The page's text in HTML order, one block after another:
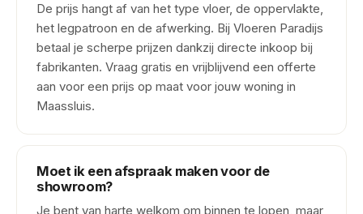
De prijs hangt af van het type vloer, de oppervlakte,
het legpatroon en de afwerking. Bij Vloeren Paradijs
betaal je scherpe prijzen dankzij directe inkoop bij
fabrikanten. Vraag gratis en vrijblijvend een offerte
aan voor een prijs op maat voor jouw woning in
Maassluis.
Moet ik een afspraak maken voor de
showroom?
Je bent van harte welkom om binnen te lopen, maar